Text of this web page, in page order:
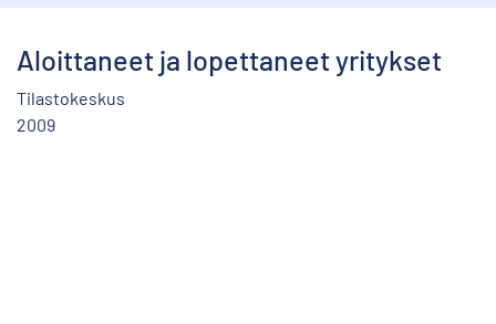
Aloittaneet ja lopettaneet yritykset
Tilastokeskus
2009